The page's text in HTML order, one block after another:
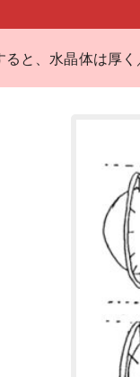
と、水晶体は厚